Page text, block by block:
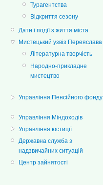
Турагентства
Відкриття сезону
Дати і події з життя міста
Мистецький узвіз Переяслава
Літературна творчість
Народно-прикладне
мистецтво
Управління Пенсійного фонду
Управління Міндоходів
Управління юстиції
Державна служба з
надзвичайних ситуацій
Центр зайнятості